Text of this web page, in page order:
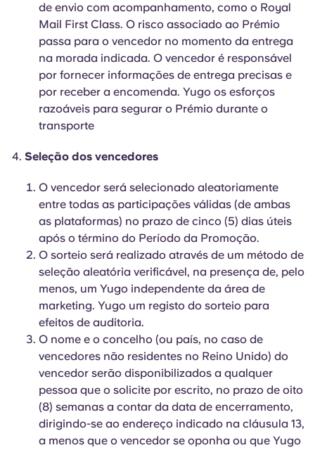
de envio com acompanhamento, como o Royal
Mail First Class. O risco associado ao Prémio
passa para o vencedor no momento da entrega
na morada indicada. O vencedor é responsável
por fornecer informações de entrega precisas e
por receber a encomenda. Yugo os esforços
razoáveis para segurar o Prémio durante o
transporte
Seleção dos vencedores
O vencedor será selecionado aleatoriamente
entre todas as participações válidas (de ambas
as plataformas) no prazo de cinco (5) dias úteis
após o término do Período da Promoção.
O sorteio será realizado através de um método de
seleção aleatória verificável, na presença de, pelo
menos, um Yugo independente da área de
marketing. Yugo um registo do sorteio para
efeitos de auditoria.
O nome e o concelho (ou país, no caso de
vencedores não residentes no Reino Unido) do
vencedor serão disponibilizados a qualquer
pessoa que o solicite por escrito, no prazo de oito
(8) semanas a contar da data de encerramento,
dirigindo-se ao endereço indicado na cláusula 13,
a menos que o vencedor se oponha ou que Yugo